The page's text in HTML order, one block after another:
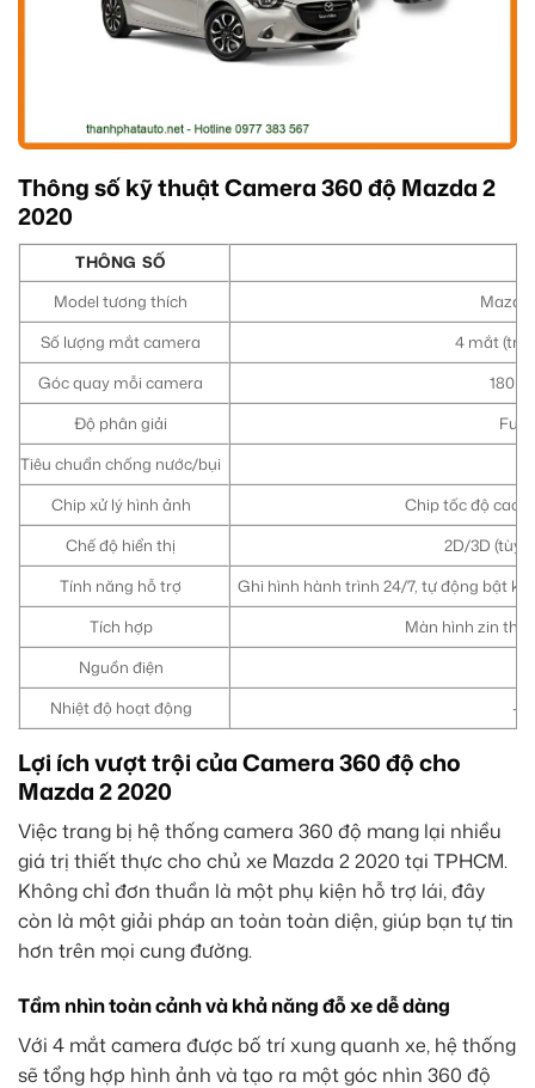
Thông số kỹ thuật Camera 360 độ Mazda 2
2020
THÔNG SỐ
Model tương thích
Mazda
Số lượng mắt camera
4 mắt
Góc quay mỗi camera
180
Độ phân giải
Full
Tiêu chuẩn chống nước/bụi
Chip xử lý hình ảnh
Chip tốc độ cao
Chế độ hiển thị
2D/3D (tùy
Tính năng hỗ trợ
Ghi hình hành trình 24/7, tự động bật
Tích hợp
Màn hình zin
Nguồn điện
Nhiệt độ hoạt động
-
Lợi ích vượt trội của Camera 360 độ cho
Mazda 2 2020
Việc trang bị hệ thống camera 360 độ mang lại nhiều
giá trị thiết thực cho chủ xe Mazda 2 2020 tại TPHCM.
Không chỉ đơn thuần là một phụ kiện hỗ trợ lái, đây
còn là một giải pháp an toàn toàn diện, giúp bạn tự tin
hơn trên mọi cung đường.
Tầm nhìn toàn cảnh và khả năng đỗ xe dễ dàng
Với 4 mắt camera được bố trí xung quanh xe, hệ thống
sẽ tổng hợp hình ảnh và tạo ra một góc nhìn 360 độ